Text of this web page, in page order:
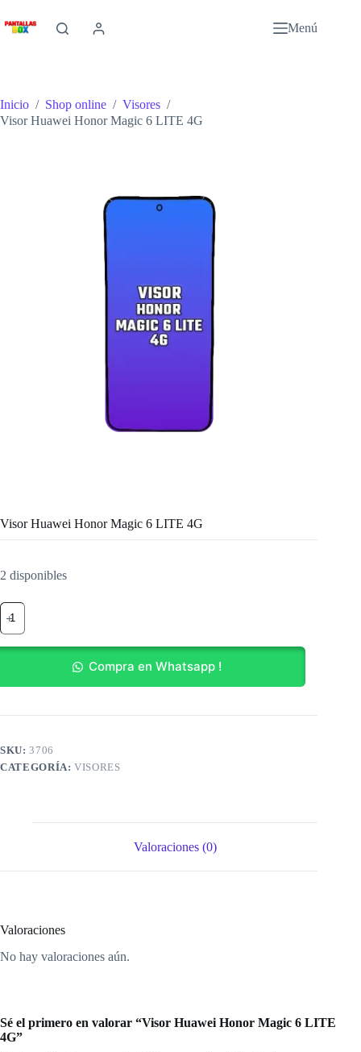
al
contenido
Menú
Inicio / Shop online / Visores /
Visor Huawei Honor Magic 6 LITE 4G
Visor Huawei Honor Magic 6 LITE 4G
2 disponibles
Visor
Huawei
Honor
Magic
4G
Compra en Whatsapp !
SKU:3706
CATEGORÍA:VISORES
Valoraciones (0)
Valoraciones
No hay valoraciones aún.
Sé el primero en valorar “Visor Huawei Honor Magic 6 LITE
4G”